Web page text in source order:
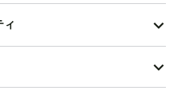
ィ